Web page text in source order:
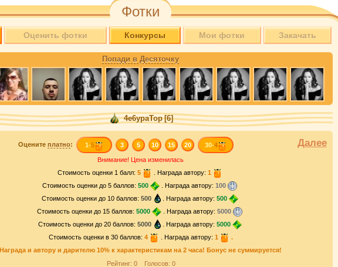
Фотки
Оценить фотки Конкурсы Мои фотки Закачать
Попади в Десяточку
4e6ypaTop [6]
Далее
Оцените платно: 1-5 3 5 10 15 20 30-4
Внимание! Цена изменилась
Стоимость оценки 1 балл: 5 . Награда автору: 1
Стоимость оценки до 5 баллов: 500 . Награда автору: 100
Стоимость оценки до 10 баллов: 500 . Награда автору: 500
Стоимость оценки до 15 баллов: 5000 . Награда автору: 5000
Стоимость оценки до 20 баллов: 5000 . Награда автору: 5000
Стоимость оценки в 30 баллов: 4 . Награда автору: 1
.
Награда и автору и дарителю 10% к характеристикам на 2 часа! Бонус не суммируется!
Рейтинг: 0Голосов: 0